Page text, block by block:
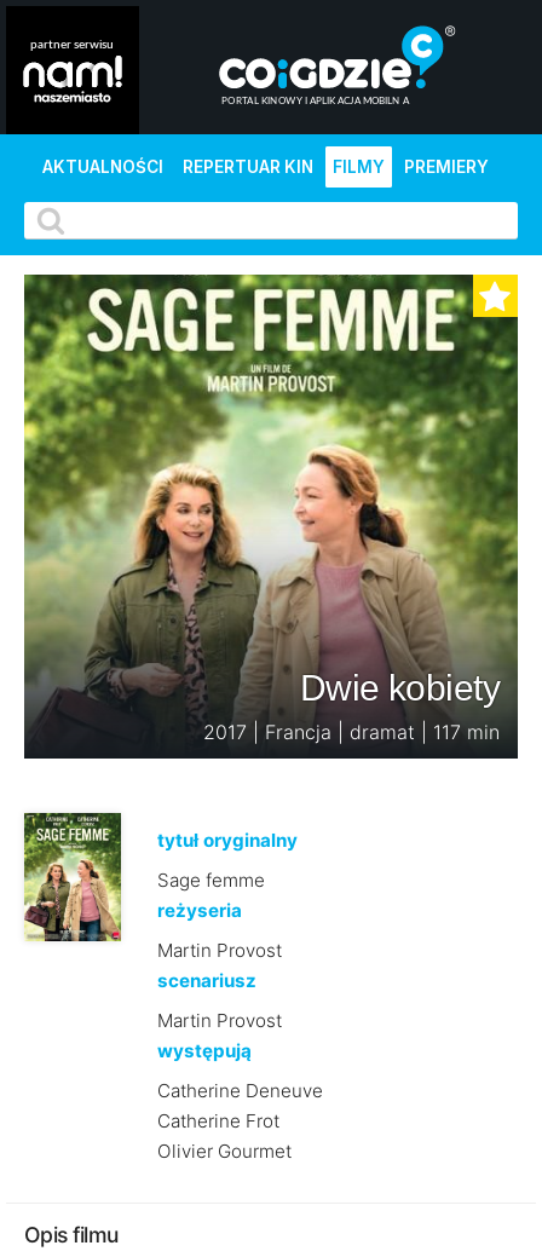
AKTUALNOŚCI REPERTUAR KIN FILMY PREMIERY
Dwie kobiety
2017 | Francja | dramat | 117 min
tytuł oryginalny
Sage femme
reżyseria
Martin Provost
scenariusz
Martin Provost
występują
Catherine Deneuve
Catherine Frot
Olivier Gourmet
Opis filmu